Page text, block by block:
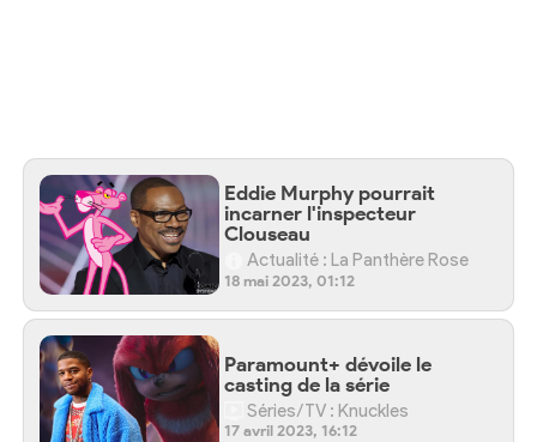
Eddie Murphy pourrait
incarner l'inspecteur
Clouseau
Actualité : La Panthère Rose
18 mai 2023, 01:12
Paramount+ dévoile le
casting de la série
Séries/TV : Knuckles
17 avril 2023, 16:12